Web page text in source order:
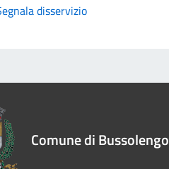
disservizio
Comune di Bussolengo